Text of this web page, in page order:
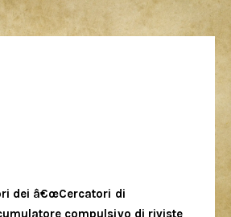
dei â€œCercatori di
compulsivo di riviste